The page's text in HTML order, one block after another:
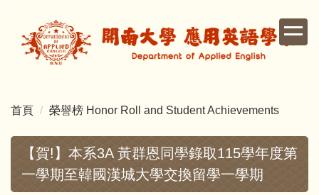
區
首頁 榮譽榜 Honor Roll and Student Achievements
【賀!】本系3A 黃群恩同學錄取115學年度第
一學期至韓國漢城大學交換留學一學期